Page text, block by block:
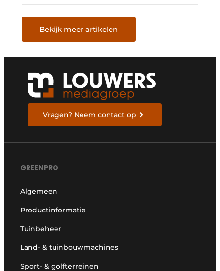
Bekijk meer artikelen
Vragen? Neem contact op
GREENPRO
Algemeen
Productinformatie
Tuinbeheer
Land- & tuinbouwmachines
Sport- & golfterreinen